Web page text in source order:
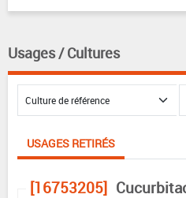
Usages / Cultures
USAGES RETIRÉS
[16753205]